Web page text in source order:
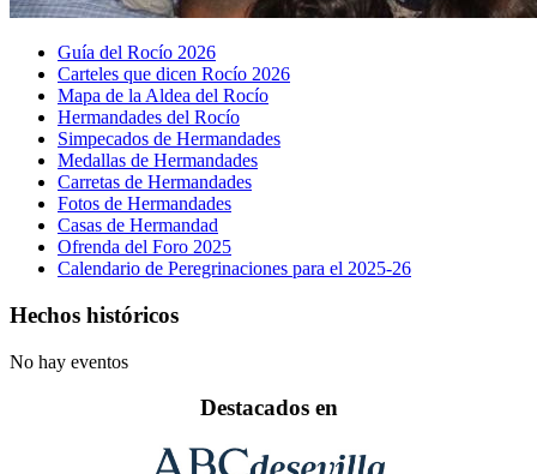
Guía del Rocío 2026
Carteles que dicen Rocío 2026
Mapa de la Aldea del Rocío
Hermandades del Rocío
Simpecados de Hermandades
Medallas de Hermandades
Carretas de Hermandades
Fotos de Hermandades
Casas de Hermandad
Ofrenda del Foro 2025
Calendario de Peregrinaciones para el 2025-26
Hechos históricos
No hay eventos
Destacados en